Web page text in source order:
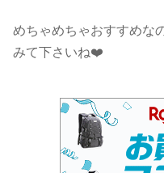
めちゃめちゃおすすめな
みて下さいね❤️